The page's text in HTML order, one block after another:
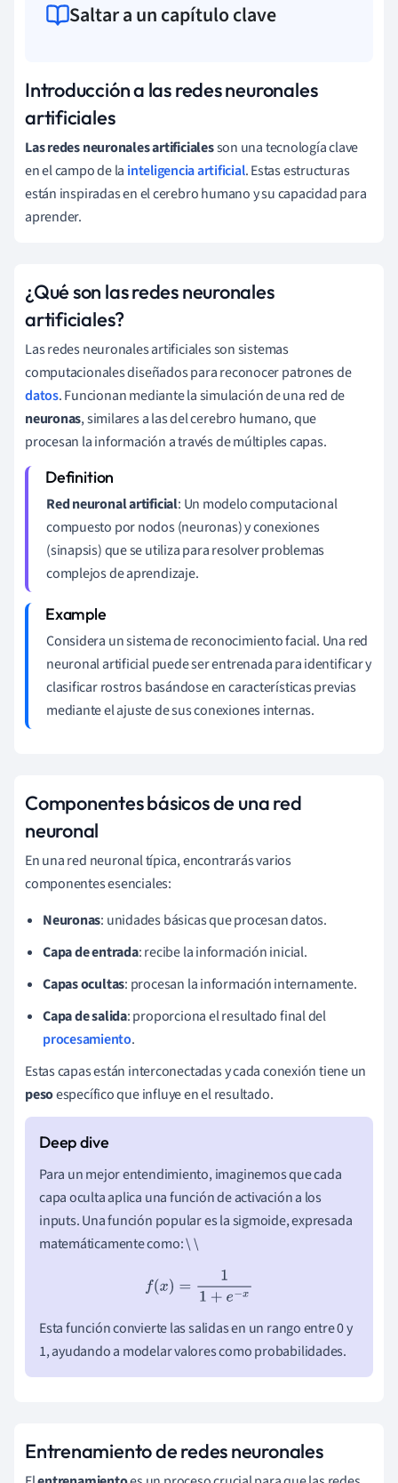
Saltar a un capítulo clave
Introducción a las redes neuronales
artificiales
Las redes neuronales artificialesson una tecnología clave
en el campo de la inteligencia artificial. Estas estructuras
están inspiradas en el cerebro humano y su capacidad para
aprender.
¿Qué son las redes neuronales
artificiales?
Las redes neuronales artificiales son sistemas
computacionales diseñados para reconocer patrones de
datos. Funcionan mediante la simulación de una red de
neuronas, similares a las del cerebro humano, que
procesan la información a través de múltiples capas.
Red neuronal artificial: Un modelo computacional
compuesto por nodos (neuronas) y conexiones
(sinapsis) que se utiliza para resolver problemas
complejos de aprendizaje.
Considera un sistema de reconocimiento facial. Una red
neuronal artificial puede ser entrenada para identificar y
clasificar rostros basándose en características previas
mediante el ajuste de sus conexiones internas.
Componentes básicos de una red
neuronal
En una red neuronal típica, encontrarás varios
componentes esenciales:
Neuronas: unidades básicas que procesan datos.
Capa de entrada: recibe la información inicial.
Capas ocultas: procesan la información internamente.
Capa de salida: proporciona el resultado final del
procesamiento.
Estas capas están interconectadas y cada conexión tiene un
pesoespecífico que influye en el resultado.
Para un mejor entendimiento, imaginemos que cada
capa oculta aplica una función de activación a los
inputs. Una función popular es la sigmoide, expresada
matemáticamente como: \ \
f( x)= 11+e−x
Esta función convierte las salidas en un rango entre 0 y
1, ayudando a modelar valores como probabilidades.
Entrenamiento de redes neuronales